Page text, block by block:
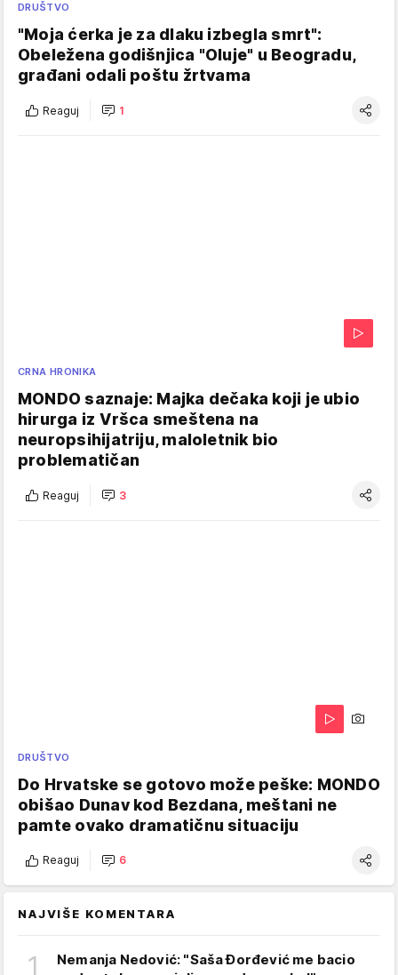
DRUŠTVO
"Moja ćerka je za dlaku izbegla smrt":
Obeležena godišnjica "Oluje" u Beogradu,
građani odali poštu žrtvama
Reaguj 1
CRNA HRONIKA
MONDO saznaje: Majka dečaka koji je ubio
hirurga iz Vršca smeštena na
neuropsihijatriju, maloletnik bio
problematičan
Reaguj 3
DRUŠTVO
Do Hrvatske se gotovo može peške: MONDO
obišao Dunav kod Bezdana, meštani ne
pamte ovako dramatičnu situaciju
Reaguj 6
NAJVIŠE KOMENTARA
1
Nemanja Nedović: "Saša Đorđević me bacio